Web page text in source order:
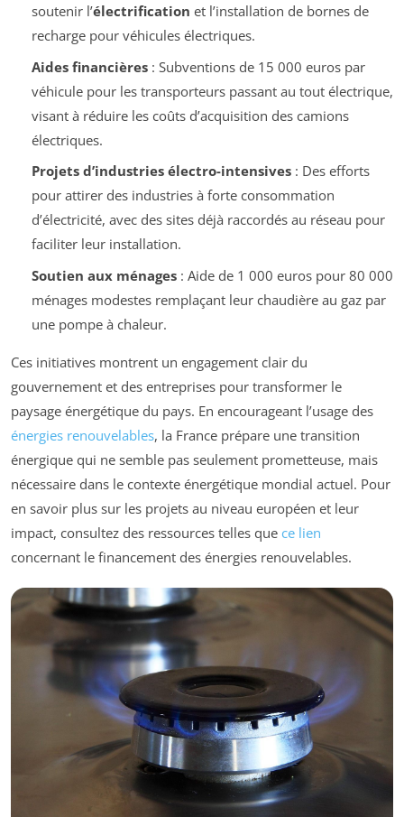
soutenir l’électrification et l’installation de bornes de
recharge pour véhicules électriques.
Aides financières: Subventions de 15 000 euros par
véhicule pour les transporteurs passant au tout électrique,
visant à réduire les coûts d’acquisition des camions
électriques.
Projets d’industries électro-intensives: Des efforts
pour attirer des industries à forte consommation
d’électricité, avec des sites déjà raccordés au réseau pour
faciliter leur installation.
Soutien aux ménages: Aide de 1 000 euros pour 80 000
ménages modestes remplaçant leur chaudière au gaz par
une pompe à chaleur.
Ces initiatives montrent un engagement clair du
gouvernement et des entreprises pour transformer le
paysage énergétique du pays. En encourageant l’usage des
énergies renouvelables, la France prépare une transition
énergique qui ne semble pas seulement prometteuse, mais
nécessaire dans le contexte énergétique mondial actuel. Pour
en savoir plus sur les projets au niveau européen et leur
impact, consultez des ressources telles que ce lien
concernant le financement des énergies renouvelables.